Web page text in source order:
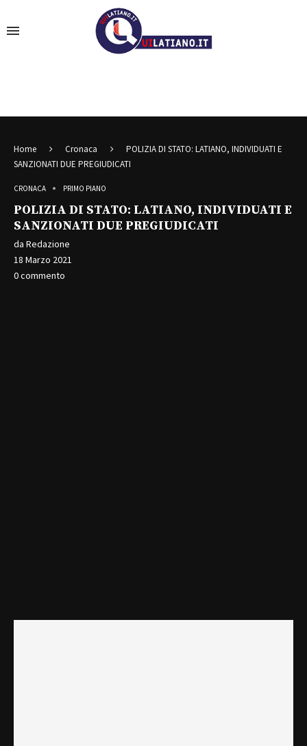
Home Cronaca
POLIZIA DI STATO: LATIANO, INDIVIDUATI E
SANZIONATI DUE PREGIUDICATI
CRONACA PRIMO PIANO
POLIZIA DI STATO: LATIANO, INDIVIDUATI E
SANZIONATI DUE PREGIUDICATI
da Redazione
18 Marzo 2021
0 commento